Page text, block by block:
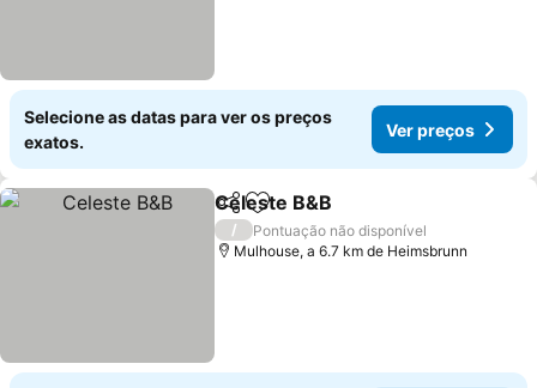
Selecione as datas para ver os preços
exatos.
Ver preços
PartilharAdicionar aos favoritos
Celeste B&B
/
Pontuação não disponível
Mulhouse, a 6.7 km de Heimsbrunn